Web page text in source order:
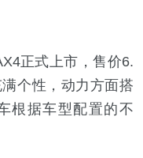
正式上市，售价6.
满个性，动力方面搭
根据车型配置的不